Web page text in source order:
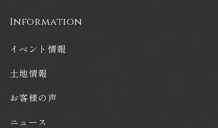
Information
イベント情報
土地情報
お客様の声
ニュース